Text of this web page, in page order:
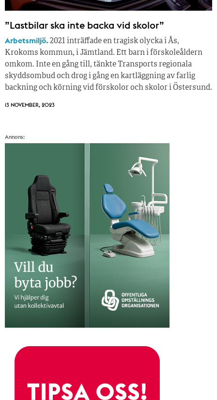
”Lastbilar ska inte backa vid skolor”
Arbetsmiljö.2021 inträffade en tragisk olycka i Ås,
Krokoms kommun, i Jämtland. Ett barn i förskoleåldern
omkom. Inte en gång till, tänkte Transports regionala
skyddsombud och drog i gång en kartläggning av farlig
backning och körning vid förskolor och skolor i Östersund.
13 NOVEMBER, 2023
Annons: